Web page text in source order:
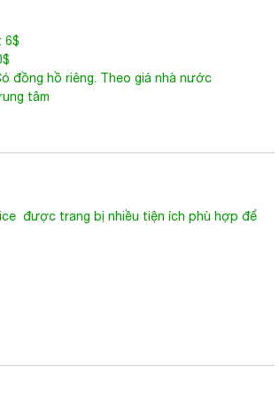
6$
đồng hồ riêng. Theo giá nhà nước
tâm
được trang bị nhiều tiện ích phù hợp để